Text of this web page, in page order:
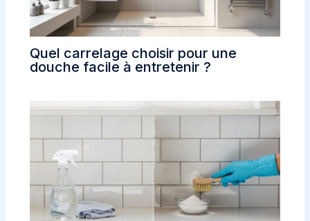
Quel carrelage choisir pour une
douche facile à entretenir ?